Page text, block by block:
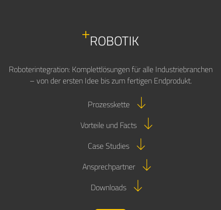
ROBOTIK
Roboterintegration: Komplettlösungen für alle Industriebranchen
– von der ersten Idee bis zum fertigen Endprodukt.
Prozesskette
Vorteile und Facts
Case Studies
Ansprechpartner
Downloads